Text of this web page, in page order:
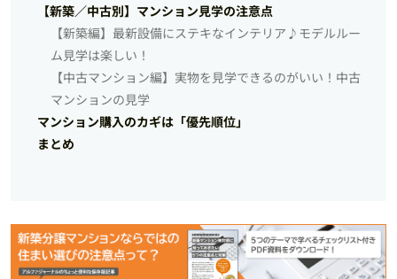
【新築／中古別】マンション見学の注意点
【新築編】最新設備にステキなインテリア♪モデルルー
ム見学は楽しい！
【中古マンション編】実物を見学できるのがいい！中古
マンションの見学
マンション購入のカギは「優先順位」
まとめ